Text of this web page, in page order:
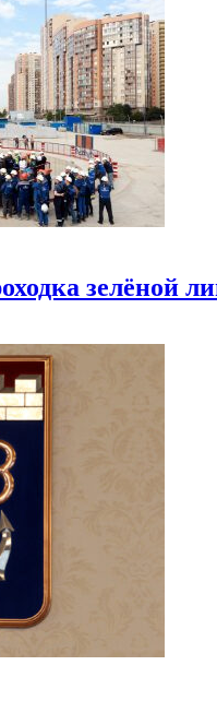
зелёной